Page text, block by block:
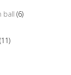
ball (6)
(11)